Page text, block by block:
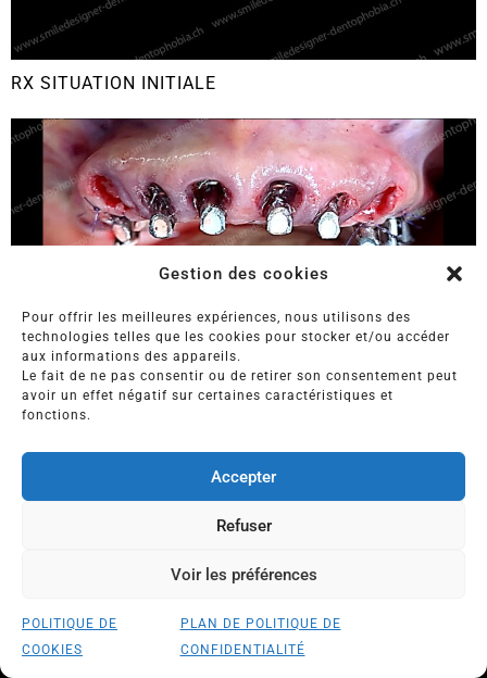
Gestion des cookies
Pour offrir les meilleures expériences, nous utilisons des
technologies telles que les cookies pour stocker et/ou accéder
aux informations des appareils.
Le fait de ne pas consentir ou de retirer son consentement peut
avoir un effet négatif sur certaines caractéristiques et
fonctions.
Accepter
Refuser
Voir les préférences
POLITIQUE DE
COOKIES
PLAN DE POLITIQUE DE
CONFIDENTIALITÉ
RX SITUATION INITIALE
COMMENT CONSULTER LE Dr WEINMAN?
FRANCE| SUISSE